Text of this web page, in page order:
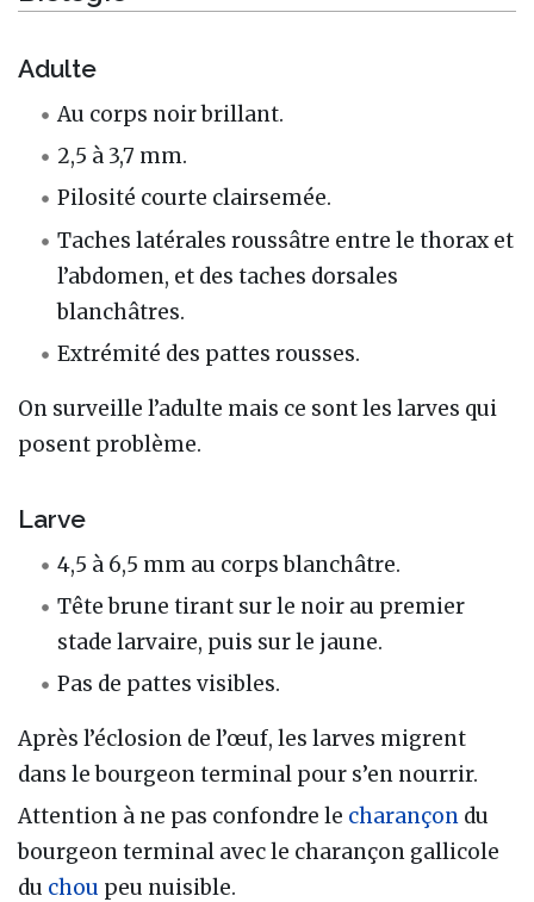
Adulte
Au corps noir brillant.
2,5 à 3,7 mm.
Pilosité courte clairsemée.
Taches latérales roussâtre entre le thorax et
l’abdomen, et des taches dorsales
blanchâtres.
Extrémité des pattes rousses.
On surveille l’adulte mais ce sont les larves qui
posent problème.
Larve
4,5 à 6,5 mm au corps blanchâtre.
Tête brune tirant sur le noir au premier
stade larvaire, puis sur le jaune.
Pas de pattes visibles.
Après l’éclosion de l’œuf, les larves migrent
dans le bourgeon terminal pour s’en nourrir.
Attention à ne pas confondre le charançon du
bourgeon terminal avec le charançon gallicole
du chou peu nuisible.